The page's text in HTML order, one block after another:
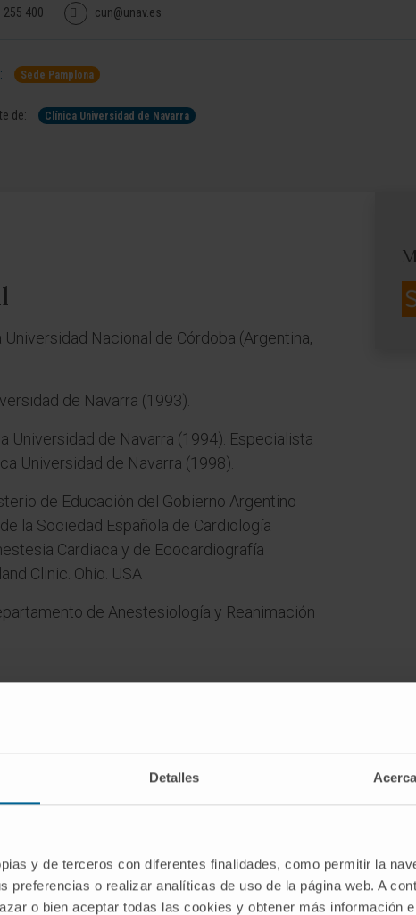
Detalles
y de terceros con diferentes finalidades, como permitir la
preferencias o realizar analíticas de uso de la página web. A
o bien aceptar todas las cookies y obtener más información
255 400 cun@unav.es
Sede Pamplona
de: Clínica Universidad de Navarra
Nacional de Córdoba (Argentina,
de Navarra (1993).
Universidad de Navarra (1994). Especialista
Universidad de Navarra (1998).
de Educación del Gobierno Argentino
la Sociedad Española de Cardiología
Cardiaca y de Ecocardiografía
Clinic. Ohio. USA
de Anestesiología y Reanimación
Anestesia cardiovascular.
Ecocardiografía intraoperatoria.